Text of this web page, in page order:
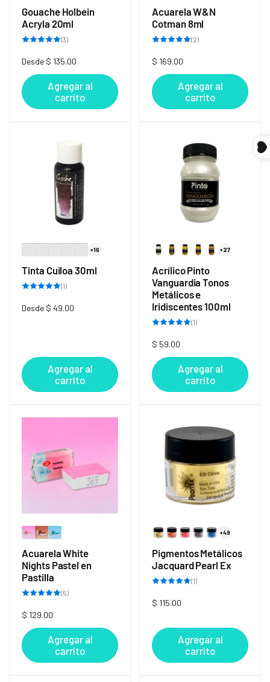
Gouache Holbein
Acryla 20ml
(3)3
Precio
habitual
Desde $ 135.00
Agregar al
carrito
Acuarela W&N
Cotman 8ml
(2)2
Precio
habitual
$ 169.00
Agregar al
carrito
Tinta Cuiloa 30ml
(1)1
Precio
Desde $ 49.00
+16
Agregar al
carrito
Acrílico Pinto
Vanguardia Tonos
Metálicos e
Iridiscentes 100ml
(1)1
Precio
habitual
$ 59.00
+27
Agregar al
carrito
Acuarela White
Nights Pastel en
Pastilla
(5)5
Precio
habitual
$ 129.00
Agregar al
carrito
Pigmentos Metálicos
Jacquard Pearl Ex
(1)1
Precio
$ 115.00
+49
Agregar al
carrito